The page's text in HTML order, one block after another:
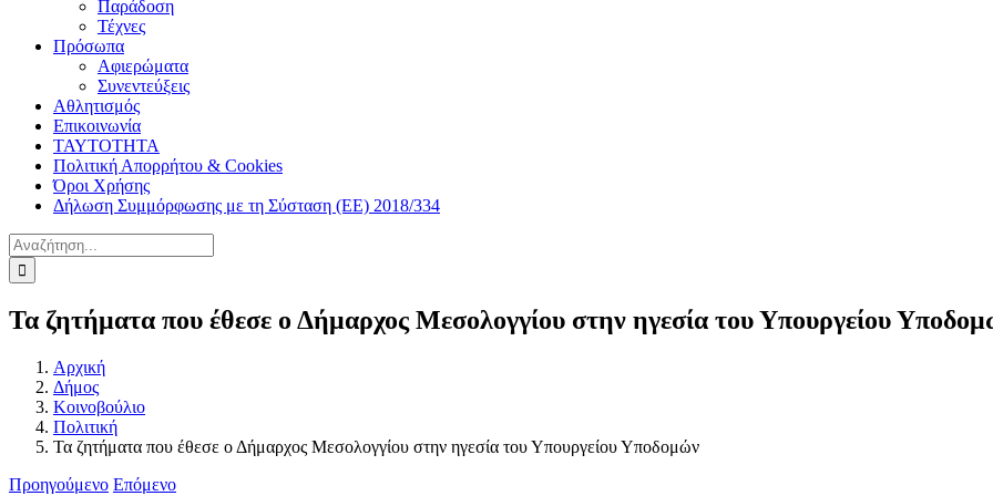
Παράδοση
Τέχνες
Πρόσωπα
Αφιερώματα
Συνεντεύξεις
Αθλητισμός
Επικοινωνία
ΤΑΥΤΟΤΗΤΑ
Πολιτική Απορρήτου & Cookies
Όροι Χρήσης
Δήλωση Συμμόρφωσης με τη Σύσταση (ΕΕ) 2018/334
Αναζήτηση
για:
Τα ζητήματα που έθεσε ο Δήμαρχος Μεσολογγίου στην ηγεσία του Υπουργείου
Αρχική
Δήμος
Κοινοβούλιο
Πολιτική
Τα ζητήματα που έθεσε ο Δήμαρχος Μεσολογγίου στην ηγεσία του Υπουργείου Υποδομών
Προηγούμενο Επόμενο